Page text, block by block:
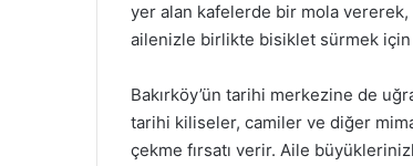
yer alan kafelerde bir mola
ailenizle birlikte bisiklet sürmek
Bakırköy’ün tarihi merkezine de
tarihi kiliseler, camiler ve diğer
çekme fırsatı verir. Aile